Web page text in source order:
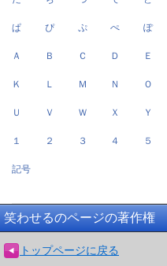
ぱ ぴ ぷ ぺ ぽ
Ａ Ｂ Ｃ Ｄ Ｅ
Ｋ Ｌ Ｍ Ｎ Ｏ
Ｕ Ｖ Ｗ Ｘ Ｙ
１ ２ ３ ４ ５
記号
笑わせるのページの著作権
トップページに戻る